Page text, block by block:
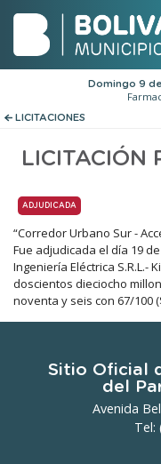
Domingo 9
LICITACIONES
LICITACIÓN
ADJUDICADA
“Corredor Urbano Sur -
Fue adjudicada el día 19
Ingeniería Eléctrica S.R.L.-
doscientos dieciocho
noventa y seis con 67/100
Sitio Oficial
del
Avenida
Tel: